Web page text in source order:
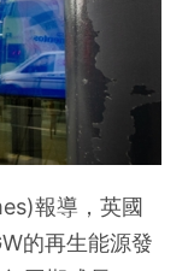
報導，英國
的再生能源發